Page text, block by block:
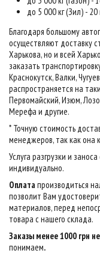
до 5 000 кг (Зил) -
Благодаря большому
осуществляют доставку
Харькова, но и всей
заказать
Краснокутск, Валки,
распространяется на
Первомайский, Изюм,
Мерефа и другие.
* Точную стоимость
менеджеров, так как она
Услуга разгрузки и
индивидуально.
Оплатапроизводиться
позволит Вам
материалов, перед
товара с нашего склада.
Заказы менее 1000 грн
понимаем.